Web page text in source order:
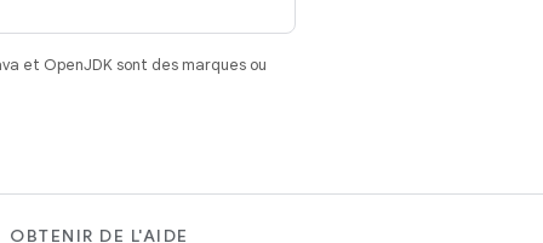
et OpenJDK sont des marques ou
OBTENIR DE L'AIDE